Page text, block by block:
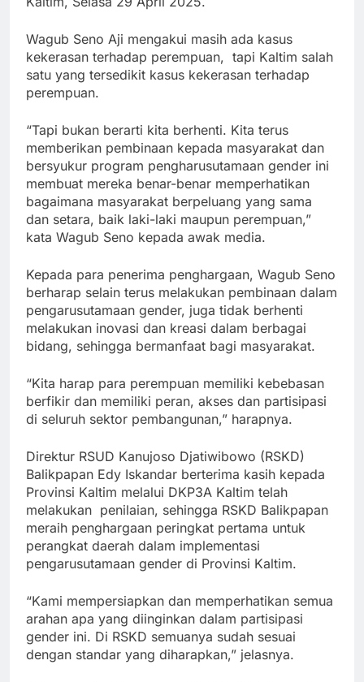
Wagub Seno Aji mengakui masih ada kasus
kekerasan terhadap perempuan, tapi Kaltim salah
satu yang tersedikit kasus kekerasan terhadap
perempuan.
“Tapi bukan berarti kita berhenti. Kita terus
memberikan pembinaan kepada masyarakat dan
bersyukur program pengharusutamaan gender ini
membuat mereka benar-benar memperhatikan
bagaimana masyarakat berpeluang yang sama
dan setara, baik laki-laki maupun perempuan,”
kata Wagub Seno kepada awak media.
Kepada para penerima penghargaan, Wagub Seno
berharap selain terus melakukan pembinaan dalam
pengarusutamaan gender, juga tidak berhenti
melakukan inovasi dan kreasi dalam berbagai
bidang, sehingga bermanfaat bagi masyarakat.
“Kita harap para perempuan memiliki kebebasan
berfikir dan memiliki peran, akses dan partisipasi
di seluruh sektor pembangunan,” harapnya.
Direktur RSUD Kanujoso Djatiwibowo (RSKD)
Balikpapan Edy Iskandar berterima kasih kepada
Provinsi Kaltim melalui DKP3A Kaltim telah
melakukan penilaian, sehingga RSKD Balikpapan
meraih penghargaan peringkat pertama untuk
perangkat daerah dalam implementasi
pengarusutamaan gender di Provinsi Kaltim.
“Kami mempersiapkan dan memperhatikan semua
arahan apa yang diinginkan dalam partisipasi
gender ini. Di RSKD semuanya sudah sesuai
dengan standar yang diharapkan,” jelasnya.